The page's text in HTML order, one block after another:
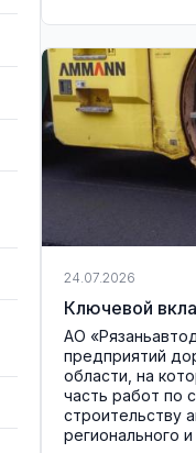
24.07.2026
Ключевой
АО
предприятий
области, на
часть работ по
строительству
регионального